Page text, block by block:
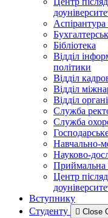
Аспірантура
Бібліотека
Відділ
політики
Відділ
Відділ
Відділ
Служба
Служба
Навчально-
Науково-
Приймальна
Центр
Вступнику
Студенту
Close